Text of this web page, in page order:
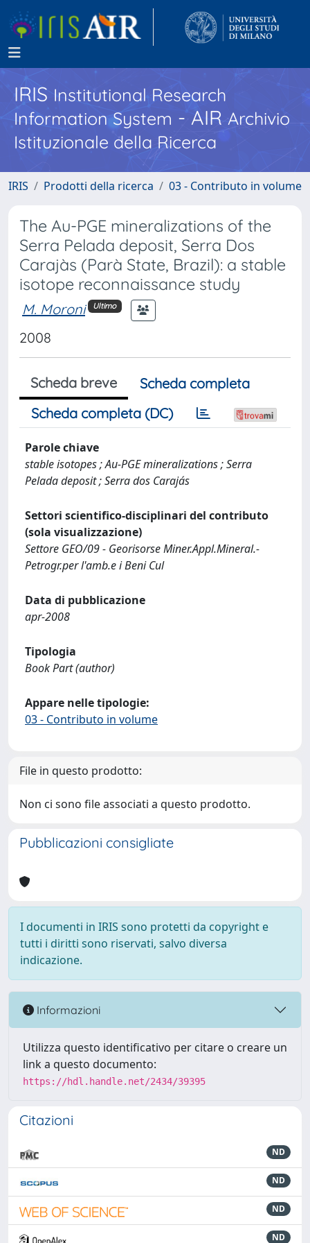
IRISInstitutional Research
Information System - AIR Archivio
Istituzionale della Ricerca
IRIS Prodotti della ricerca 03 - Contributo in volume
The Au-PGE mineralizations of the
Serra Pelada deposit, Serra Dos
Carajàs (Parà State, Brazil): a stable
isotope reconnaissance study
M. Moroni Ultimo
2008
Scheda breve
Scheda completa
Scheda completa (DC)
Parole chiave
stable isotopes ; Au-PGE mineralizations ; Serra
Pelada deposit ; Serra dos Carajás
Settori scientifico-disciplinari del contributo
(sola visualizzazione)
Settore GEO/09 - Georisorse Miner.Appl.Mineral.-
Petrogr.per l'amb.e i Beni Cul
Data di pubblicazione
apr-2008
Tipologia
Book Part (author)
Appare nelle tipologie:
03 - Contributo in volume
File in questo prodotto:
Non ci sono file associati a questo prodotto.
Pubblicazioni consigliate
I documenti in IRIS sono protetti da copyright e
tutti i diritti sono riservati, salvo diversa
indicazione.
Informazioni
Utilizza questo identificativo per citare o creare un
link a questo documento:
https://hdl.handle.net/2434/39395
Citazioni
ND
ND
ND
ND